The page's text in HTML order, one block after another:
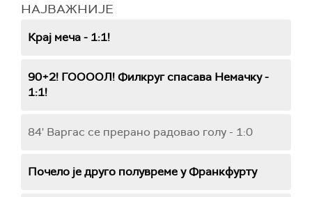
НАЈВАЖНИЈЕ
Крај меча - 1:1!
90+2! ГООООЛ! Филкруг спасава Немачку -
1:1!
84' Варгас се прерано радовао голу - 1:0
Почело је друго полувреме у Франкфурту